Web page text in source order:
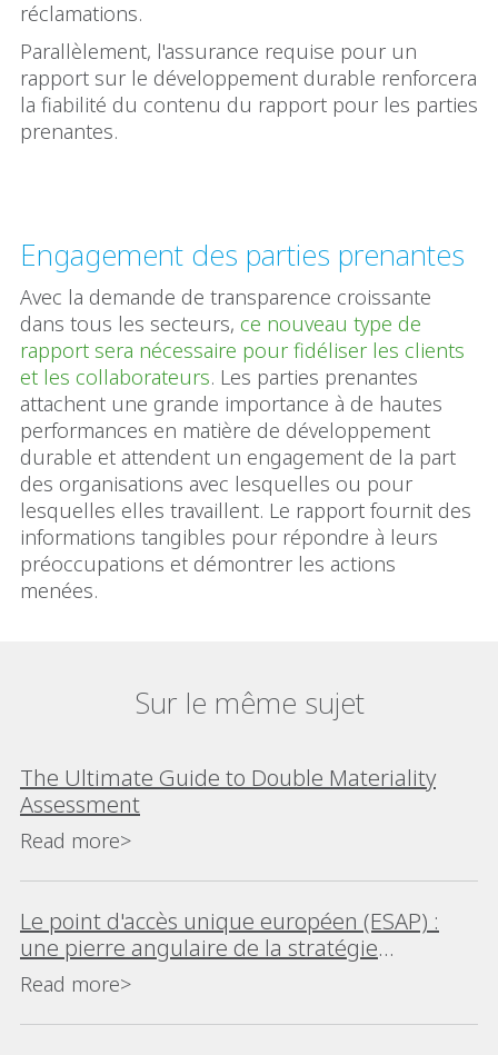
réclamations.
Parallèlement, l'assurance requise pour un
rapport sur le développement durable renforcera
la fiabilité du contenu du rapport pour les parties
prenantes.
Engagement des parties prenantes
Avec la demande de transparence croissante
dans tous les secteurs, ce nouveau type de
rapport sera nécessaire pour fidéliser les clients
et les collaborateurs. Les parties prenantes
attachent une grande importance à de hautes
performances en matière de développement
durable et attendent un engagement de la part
des organisations avec lesquelles ou pour
lesquelles elles travaillent. Le rapport fournit des
informations tangibles pour répondre à leurs
préoccupations et démontrer les actions
menées.
Sur le même sujet
The Ultimate Guide to Double Materiality
Assessment
Read more>
Le point d'accès unique européen (ESAP) :
une pierre angulaire de la stratégie
européenne de financement numérique
Read more>